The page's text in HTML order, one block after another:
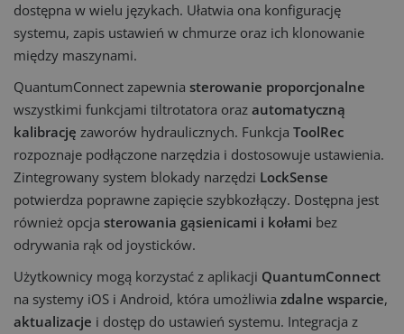
dostępna w wielu językach. Ułatwia ona konfigurację
systemu, zapis ustawień w chmurze oraz ich klonowanie
między maszynami.
QuantumConnect zapewnia sterowanie proporcjonalne
wszystkimi funkcjami tiltrotatora oraz automatyczną
kalibrację zaworów hydraulicznych. Funkcja ToolRec
rozpoznaje podłączone narzędzia i dostosowuje ustawienia.
Zintegrowany system blokady narzędzi LockSense
potwierdza poprawne zapięcie szybkozłączy. Dostępna jest
również opcja sterowania gąsienicami i kołami bez
odrywania rąk od joysticków.
Użytkownicy mogą korzystać z aplikacji QuantumConnect
na systemy iOS i Android, która umożliwia zdalne wsparcie,
aktualizacje i dostęp do ustawień systemu. Integracja z